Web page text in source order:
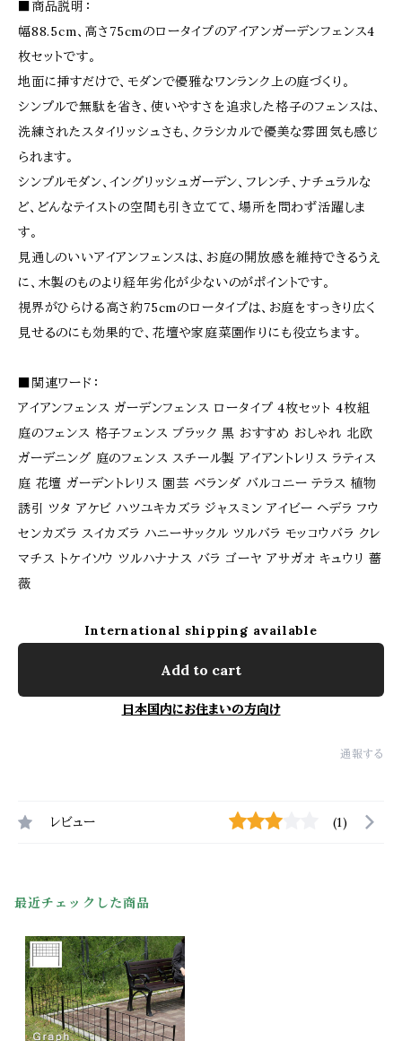
■商品説明：
幅88.5cm、高さ75cmのロータイプのアイアンガーデンフェンス4
枚セットです。
地面に挿すだけで、モダンで優雅なワンランク上の庭づくり。
シンプルで無駄を省き、使いやすさを追求した格子のフェンスは、
洗練されたスタイリッシュさも、クラシカルで優美な雰囲気も感じ
られます。
シンプルモダン、イングリッシュガーデン、フレンチ、ナチュラルな
ど、どんなテイストの空間も引き立てて、場所を問わず活躍しま
す。
見通しのいいアイアンフェンスは、お庭の開放感を維持できるうえ
に、木製のものより経年劣化が少ないのがポイントです。
視界がひらける高さ約75cmのロータイプは、お庭をすっきり広く
見せるのにも効果的で、花壇や家庭菜園作りにも役立ちます。
■関連ワード：
アイアンフェンス ガーデンフェンス ロータイプ 4枚セット 4枚組
庭のフェンス 格子フェンス ブラック 黒 おすすめ おしゃれ 北欧
ガーデニング 庭のフェンス スチール製 アイアントレリス ラティス
庭 花壇 ガーデントレリス 園芸 ベランダ バルコニー テラス 植物
誘引 ツタ アケビ ハツユキカズラ ジャスミン アイビー ヘデラ フウ
センカズラ スイカズラ ハニーサックル ツルバラ モッコウバラ クレ
マチス トケイソウ ツルハナナス バラ ゴーヤ アサガオ キュウリ 薔
薇
International shipping available
Add to cart
日本国内にお住まいの方向け
通報する
レビュー (1)
最近チェックした商品